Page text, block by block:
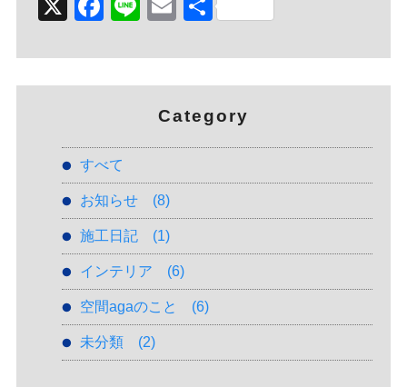
Category
すべて
お知らせ (8)
施工日記 (1)
インテリア (6)
空間agaのこと (6)
未分類 (2)